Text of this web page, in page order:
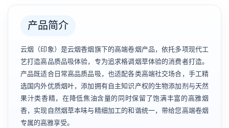
产品简介
云烟（印象）是云烟香烟旗下的高端卷烟产品，依托多项现代工
艺打造高品质品吸体验，专为追求格调烟草体验的消费者打造。
产品既适合日常高品质品吸，也适配各类高端社交场合，手工精
选国内外优质烟叶，添加拥有自主知识产权的生物添加剂与天然
果汁类香精，在降低焦油含量的同时保留了饱满丰富的高雅烟
香，实现自然烟草本味与精细加工的和谐统一，带给您高端卷烟
专属的高雅享受。